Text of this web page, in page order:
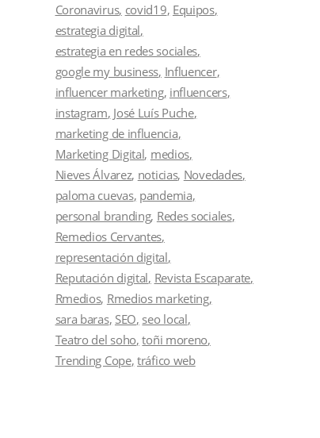
Coronavirus covid19 Equipos
estrategia digital
estrategia en redes sociales
google my business Influencer
influencer marketing influencers
instagram José Luís Puche
marketing de influencia
Marketing Digital medios
Nieves Álvarez noticias Novedades
paloma cuevas pandemia
personal branding Redes sociales
Remedios Cervantes
representación digital
Reputación digital Revista Escaparate
Rmedios Rmedios marketing
sara baras SEO seo local
Teatro del soho toñi moreno
Trending Cope tráfico web